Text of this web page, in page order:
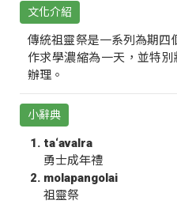
文化介紹
傳統祖靈祭是一系列為期四
作求學濃縮為一天，並特
辦理。
小辭典
ta‘avalra
勇士成年禮
molapangolai
祖靈祭